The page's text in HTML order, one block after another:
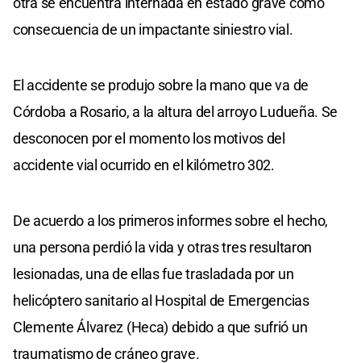
consecuencia de un impactante siniestro vial.
El accidente se produjo sobre la mano que va de
Córdoba a Rosario, a la altura del arroyo Ludueña. Se
desconocen por el momento los motivos del
accidente vial ocurrido en el kilómetro 302.
De acuerdo a los primeros informes sobre el hecho,
una persona perdió la vida y otras tres resultaron
lesionadas, una de ellas fue trasladada por un
helicóptero sanitario al Hospital de Emergencias
Clemente Álvarez (Heca) debido a que sufrió un
traumatismo de cráneo grave.